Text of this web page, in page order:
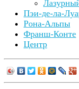
Пэи-де-ла-
Рона-Альпы
Франш-Конте
Центр